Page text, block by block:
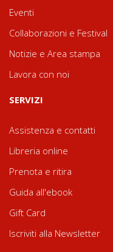
Eventi
Collaborazioni e Festival
Notizie e Area stampa
Lavora con noi
SERVIZI
Assistenza e contatti
Libreria online
Prenota e ritira
Guida all'ebook
Gift Card
Iscriviti alla Newsletter